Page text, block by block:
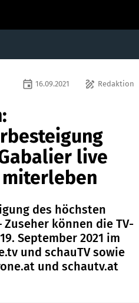
draw Redaktion
event 16.09.2021
live
des höchsten
Zuseher können die TV-
September 2021 im
und schauTV sowie
und schautv.at